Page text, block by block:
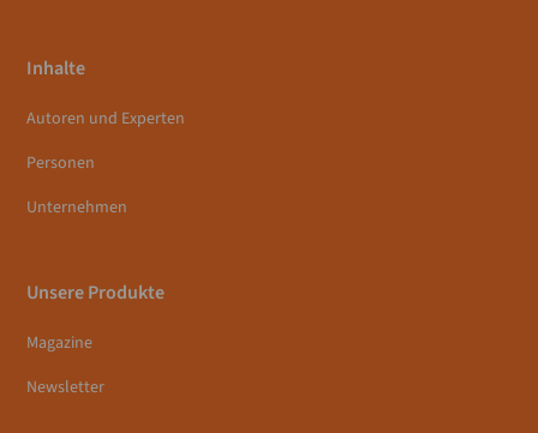
Inhalte
Autoren und Experten
Personen
Unternehmen
Unsere Produkte
Magazine
Newsletter